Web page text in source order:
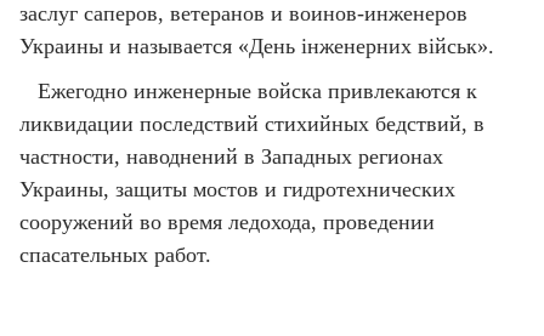
заслуг саперов, ветеранов и воинов-инженеров
Украины и называется «День інженерних військ».
Ежегодно инженерные войска привлекаются к
ликвидации последствий стихийных бедствий, в
частности, наводнений в Западных регионах
Украины, защиты мостов и гидротехнических
сооружений во время ледохода, проведении
спасательных работ.